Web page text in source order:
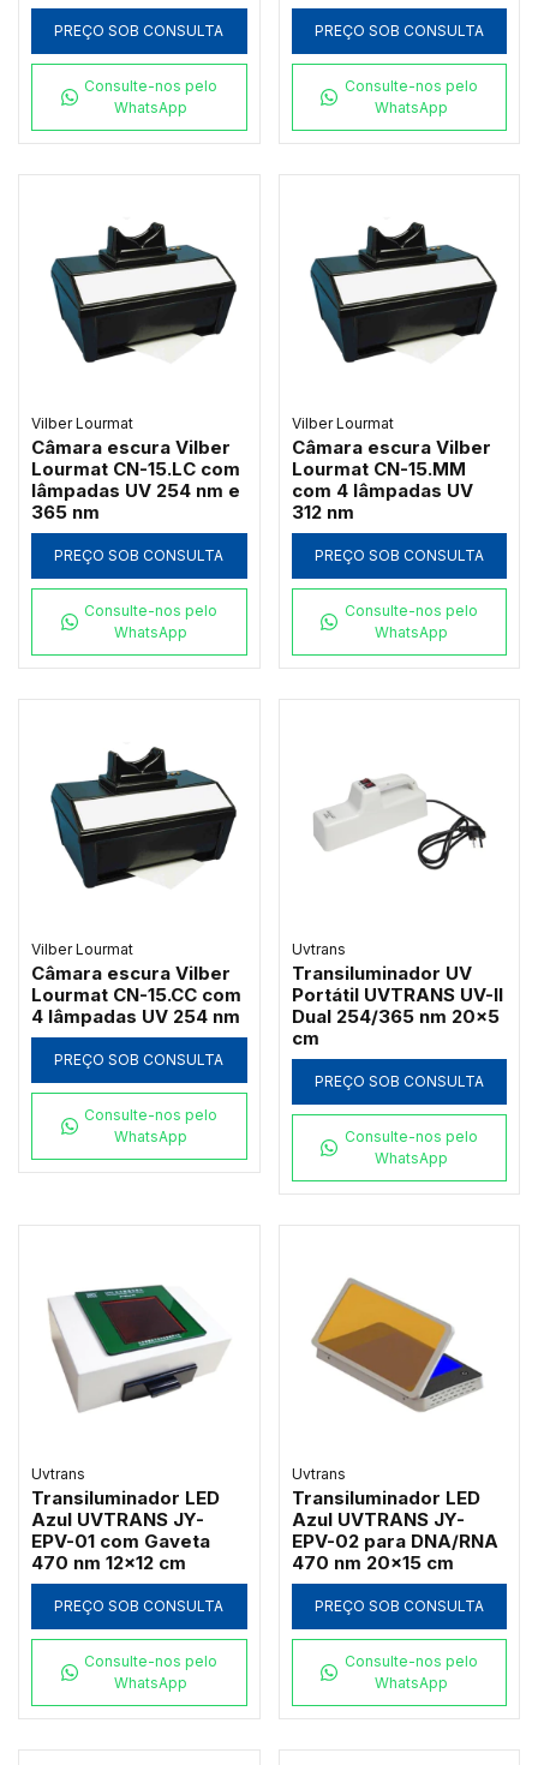
PREÇO SOB CONSULTA
Consulte-nos pelo
WhatsApp
PREÇO SOB CONSULTA
Consulte-nos pelo
WhatsApp
Vilber Lourmat
Câmara escura Vilber
Lourmat CN-15.LC com
lâmpadas UV 254 nm e
365 nm
PREÇO SOB CONSULTA
Consulte-nos pelo
WhatsApp
Vilber Lourmat
Câmara escura Vilber
Lourmat CN-15.MM
com 4 lâmpadas UV
312 nm
PREÇO SOB CONSULTA
Consulte-nos pelo
WhatsApp
Vilber Lourmat
Câmara escura Vilber
Lourmat CN-15.CC com
4 lâmpadas UV 254 nm
PREÇO SOB CONSULTA
Consulte-nos pelo
WhatsApp
Uvtrans
Transiluminador UV
Portátil UVTRANS UV-II
Dual 254/365 nm 20x5
cm
PREÇO SOB CONSULTA
Consulte-nos pelo
WhatsApp
Uvtrans
Transiluminador LED
Azul UVTRANS JY-
EPV-01 com Gaveta
470 nm 12x12 cm
PREÇO SOB CONSULTA
Consulte-nos pelo
WhatsApp
Uvtrans
Transiluminador LED
Azul UVTRANS JY-
EPV-02 para DNA/RNA
470 nm 20x15 cm
PREÇO SOB CONSULTA
Consulte-nos pelo
WhatsApp